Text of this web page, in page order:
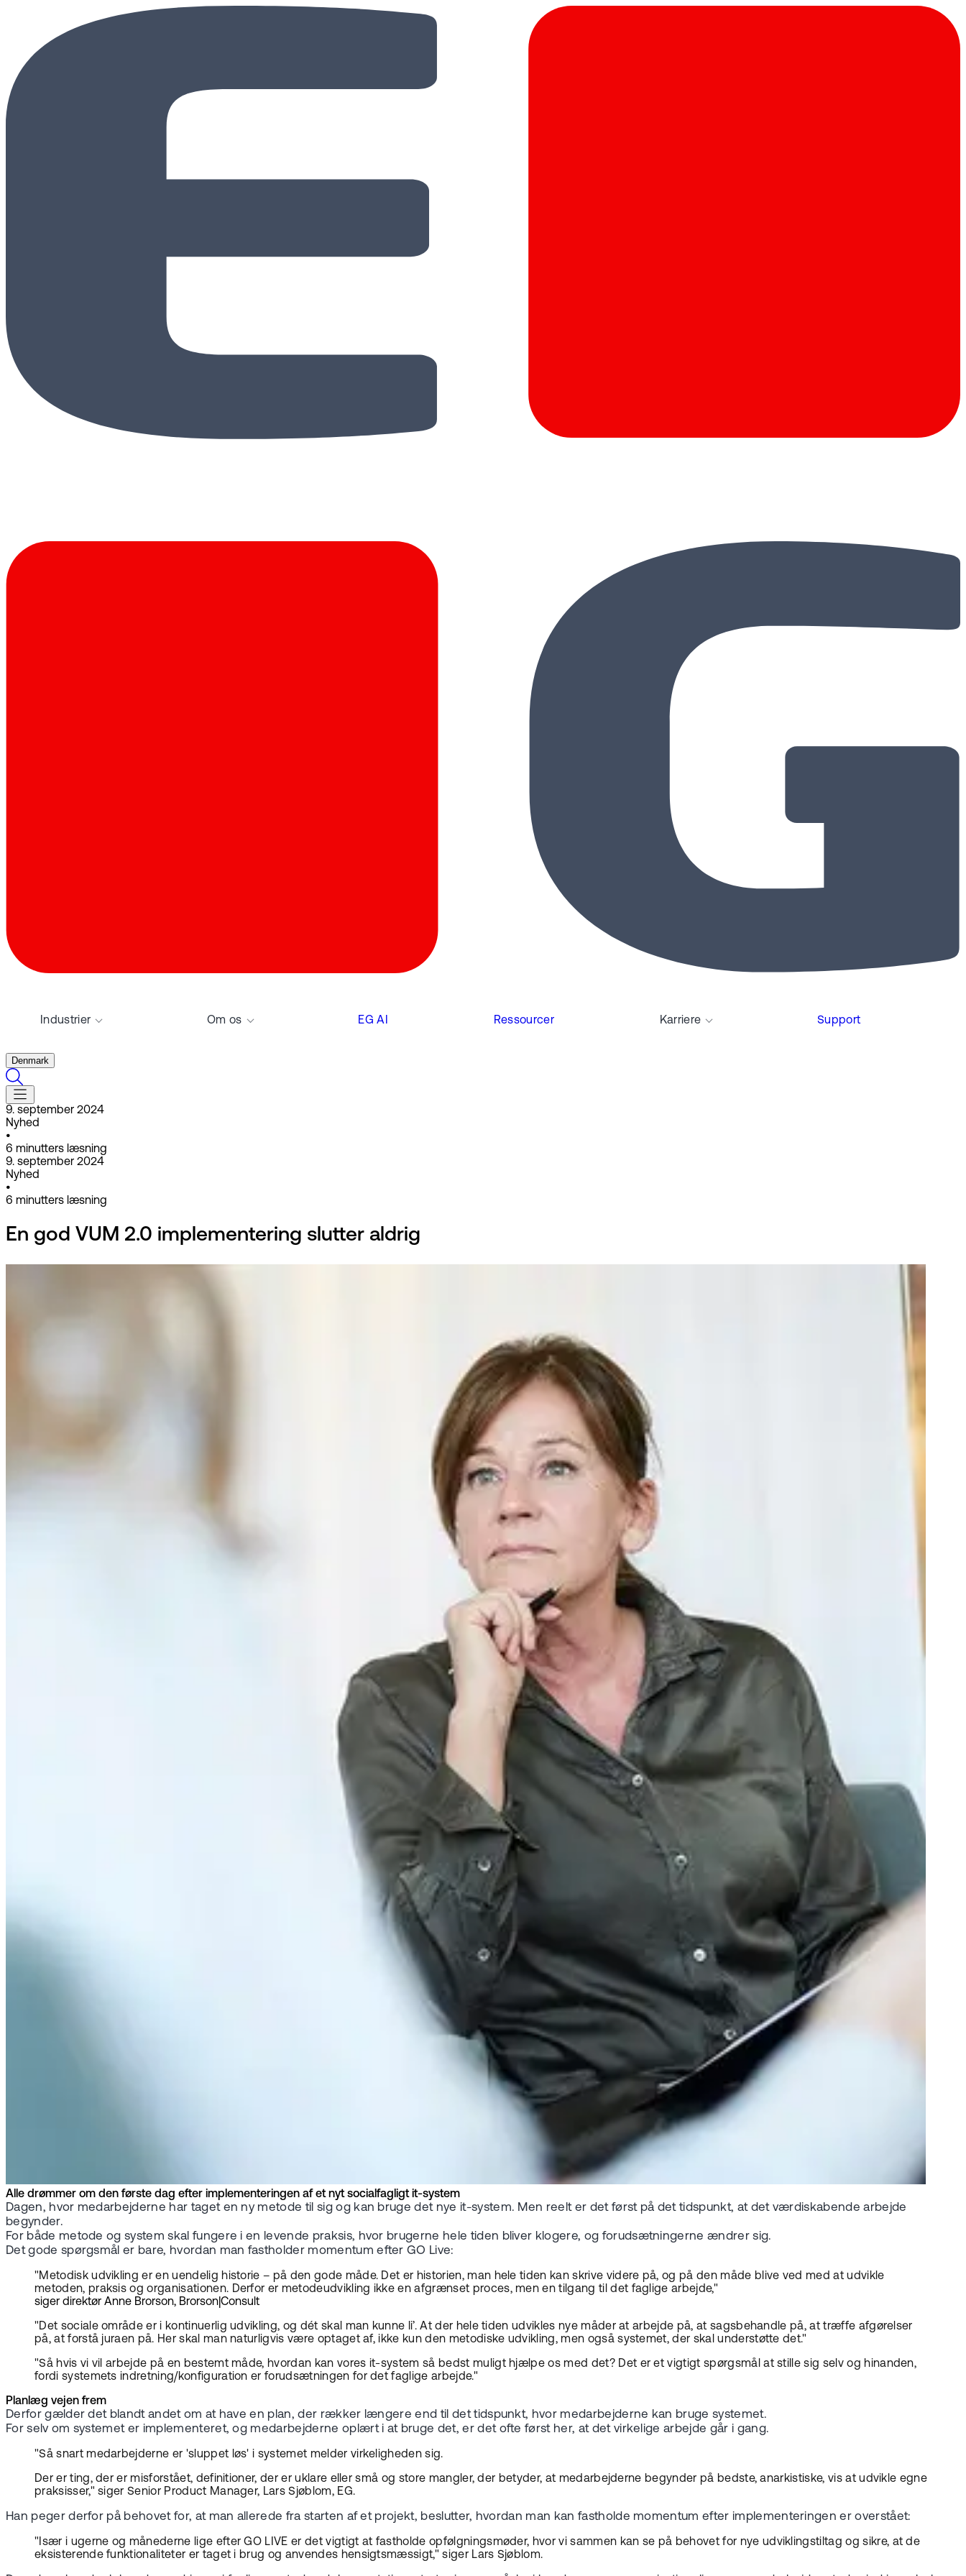
Industrier Om os EG AI Ressourcer Karriere Support
Denmark
9. september 2024
Nyhed
•
6 minutters læsning
9. september 2024
Nyhed
•
6 minutters læsning
En god VUM 2.0 implementering slutter aldrig
Alle drømmer om den første dag efter implementeringen af et nyt socialfagligt it-system
Dagen, hvor medarbejderne har taget en ny metode til sig og kan bruge det nye it-system. Men reelt er det først på det tidspunkt, at det værdiskabende arbejde
begynder.
For både metode og system skal fungere i en levende praksis, hvor brugerne hele tiden bliver klogere, og forudsætningerne ændrer sig.
Det gode spørgsmål er bare, hvordan man fastholder momentum efter GO Live:
"Metodisk udvikling er en uendelig historie – på den gode måde. Det er historien, man hele tiden kan skrive videre på, og på den måde blive ved med at udvikle
metoden, praksis og organisationen. Derfor er metodeudvikling ikke en afgrænset proces, men en tilgang til det faglige arbejde,"
siger direktør Anne Brorson, Brorson|Consult
"Det sociale område er i kontinuerlig udvikling, og dét skal man kunne li’. At der hele tiden udvikles nye måder at arbejde på, at sagsbehandle på, at træffe afgørelser
på, at forstå juraen på. Her skal man naturligvis være optaget af, ikke kun den metodiske udvikling, men også systemet, der skal understøtte det."
"Så hvis vi vil arbejde på en bestemt måde, hvordan kan vores it-system så bedst muligt hjælpe os med det? Det er et vigtigt spørgsmål at stille sig selv og hinanden,
fordi systemets indretning/konfiguration er forudsætningen for det faglige arbejde."
Planlæg vejen frem
Derfor gælder det blandt andet om at have en plan, der rækker længere end til det tidspunkt, hvor medarbejderne kan bruge systemet.
For selv om systemet er implementeret, og medarbejderne oplært i at bruge det, er det ofte først her, at det virkelige arbejde går i gang.
"Så snart medarbejderne er 'sluppet løs' i systemet melder virkeligheden sig.
Der er ting, der er misforstået, definitioner, der er uklare eller små og store mangler, der betyder, at medarbejderne begynder på bedste, anarkistiske, vis at udvikle egne
praksisser," siger Senior Product Manager, Lars Sjøblom, EG.
Han peger derfor på behovet for, at man allerede fra starten af et projekt, beslutter, hvordan man kan fastholde momentum efter implementeringen er overstået:
"Især i ugerne og månederne lige efter GO LIVE er det vigtigt at fastholde opfølgningsmøder, hvor vi sammen kan se på behovet for nye udviklingstiltag og sikre, at de
eksisterende funktionaliteter er taget i brug og anvendes hensigtsmæssigt," siger Lars Sjøblom.